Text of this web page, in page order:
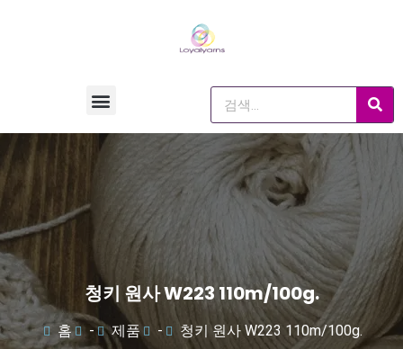
청키 원사 W223 110m/100g.
홈 - 제품 - 청키 원사 W223 110m/100g.